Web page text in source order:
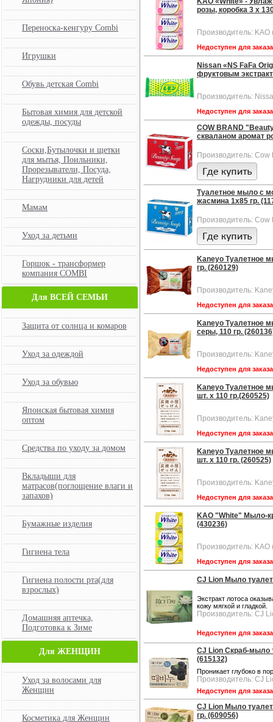
Переноска-кенгуру Combi
Игрушки
Обувь детская Combi
Бытовая химия для детской
одежды, посуды
Соски,Бутылочки и щетки
для мытья, Поильники,
Прорезыватели, Посуда,
Нагрудники для детей
Мамам
Уход за детьми
Горшок - трансформер
компания COMBI
Для ВСЕЙ СЕМЬИ
Защита от солнца и комаров
Уход за одеждой
Уход за обувью
Японская бытовая химия
оптом
Средства по уходу за домом
Вкладыши для
матрасов(поглощение влаги и
запахов)
Бумажные изделия
Гигиена тела
Гигиена полости рта(для
взрослых)
Домашняя аптечка,
Подготовка к Зиме
Для ЖЕНЩИН
Уход за волосами для
Женщин
Косметика для Женщин
розы, коробка 3 х
Производитель:
Недоступен для
Nissan «NS FaFa
фруктовым
Производитель:
Недоступен для
COW BRAND
скваланом аромат
Производитель:
Туалетное мыло с
жасмина 1х85 гр.
Производитель:
Kaneyo Туалетное
гр. (260129)
Производитель:
Недоступен для
Kaneyo Туалетное
серы, 110 гр.
Производитель:
Недоступен для
Kaneyo Туалетное
шт. х 110 гр.(260525)
Производитель:
Недоступен для
Kaneyo Туалетное
шт. х 110 гр. (260525)
Производитель:
Недоступен для
KAO "White" Мыло-
(430236)
Производитель:
Недоступен для
CJ Lion Мыло
Экстракт лотоса
кожу мягкой и гладкой.
Производитель: CJ
Недоступен для
CJ Lion Скраб-мыло
(615132)
Проникает глубоко в
Производитель: CJ
Недоступен для
CJ Lion Мыло
гр. (609056)